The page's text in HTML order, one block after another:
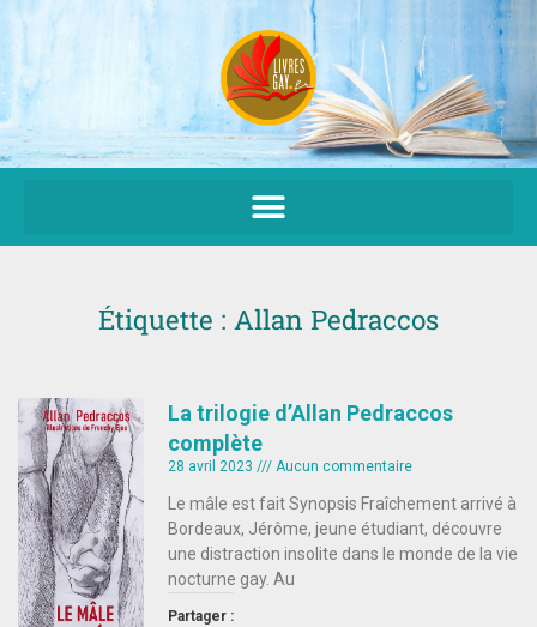
Aller
au
contenu
Étiquette : Allan Pedraccos
La trilogie d’Allan Pedraccos
complète
28 avril 2023 Aucun commentaire
Le mâle est fait Synopsis Fraîchement arrivé à
Bordeaux, Jérôme, jeune étudiant, découvre
une distraction insolite dans le monde de la vie
nocturne gay. Au
Partager :